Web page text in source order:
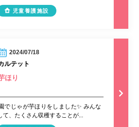
児童養護施設
2024/07/18
ルテット
ほり
でじゃが芋ほりをしました✨ みんな
て、たくさん収穫することが...